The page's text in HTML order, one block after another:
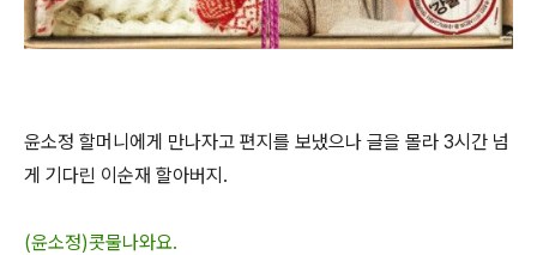
윤소정 할머니에게 만나자고 편지를 보냈으나 글을 몰라 3시간 넘
게 기다린 이순재 할아버지.
(윤소정)콧물나와요.